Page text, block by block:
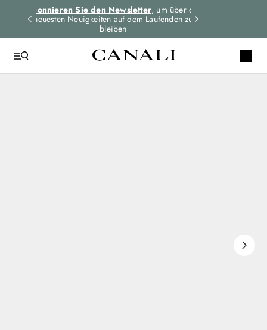
Abonnieren Sie den Newsletter, um über die
neuesten Neuigkeiten auf dem Laufenden zu
bleiben